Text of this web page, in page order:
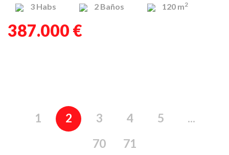
3 Habs 2 Baños 120 m2
387.000 €
1 2 3 4 5
...
70
71